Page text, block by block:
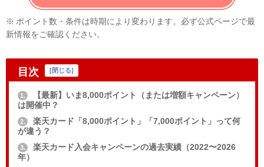
※ ポイント数・条件は時期により変わります。必ず公式ページで最
新情報をご確認ください。
目次 [閉じる]
1.
【最新】いま8,000ポイント（または増額キャンペーン）
は開催中？
2.
楽天カード「8,000ポイント」「7,000ポイント」って何
が違う？
3.
楽天カード入会キャンペーンの過去実績（2022〜2026
年）